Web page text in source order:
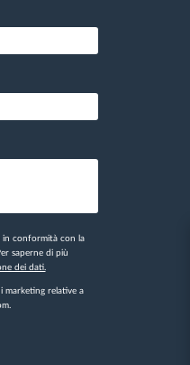
in conformità con la
saperne di più
dei dati.
marketing relative a